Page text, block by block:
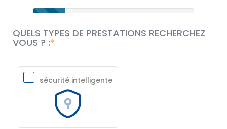
QUELS TYPES DE PRESTATIONS RECHERCHEZ
VOUS ? :
sécurité intelligente